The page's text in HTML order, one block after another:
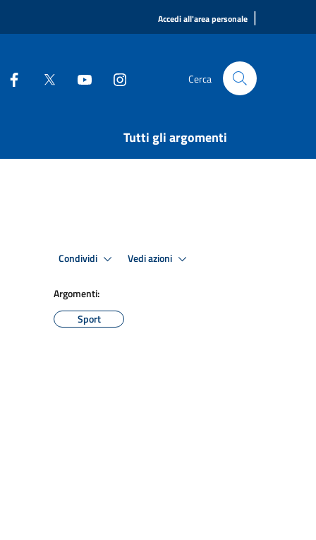
Accedi all'area personale |
Cerca
Tutti gli argomenti
Condividi Vedi azioni
Argomenti:
Sport